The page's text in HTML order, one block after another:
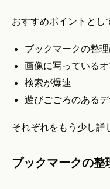
おすすめポイントとし
ブックマークの整
画像に写っている
検索が爆速
遊びごごろのある
それぞれをもう少し詳
ブックマークの